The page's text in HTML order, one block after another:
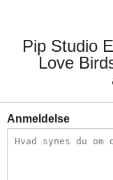
Pip Studio
Love
Anmeldelse